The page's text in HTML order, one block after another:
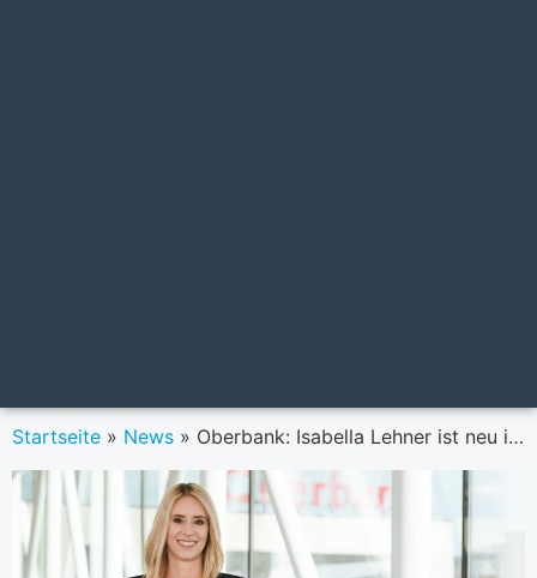
Startseite » News » Oberbank: Isabella Lehner ist neu im Vorstand